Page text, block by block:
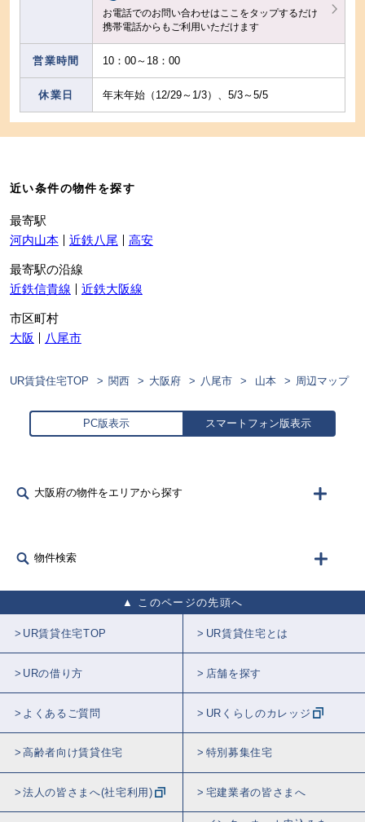
お電話でのお問い合わせはここをタップするだけ
携帯電話からもご利用いただけます
営業時間 10：00～18：00
休業日 年末年始（12/29～1/3）、5/3～5/5
近い条件の物件を探す
最寄駅
河内山本
近鉄八尾 高安
最寄駅の沿線
近鉄信貴線
近鉄大阪線
市区町村
大阪
八尾市
UR賃貸住宅TOP 関西 大阪府 八尾市 山本 周辺マップ
PC版表示 スマートフォン版表示
大阪府の物件をエリアから探す
物件検索
このページの先頭へ
UR賃貸住宅TOP UR賃貸住宅とは
URの借り方 店舗を探す
よくあるご質問 URくらしのカレッジ
高齢者向け賃貸住宅 特別募集住宅
法人の皆さまへ(社宅利用) 宅建業者の皆さまへ